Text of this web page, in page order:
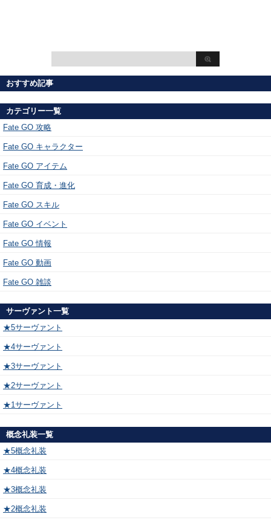
おすすめ記事
カテゴリー一覧
Fate GO 攻略
Fate GO キャラクター
Fate GO アイテム
Fate GO 育成・進化
Fate GO スキル
Fate GO イベント
Fate GO 情報
Fate GO 動画
Fate GO 雑談
サーヴァント一覧
★5サーヴァント
★4サーヴァント
★3サーヴァント
★2サーヴァント
★1サーヴァント
概念礼装一覧
★5概念礼装
★4概念礼装
★3概念礼装
★2概念礼装